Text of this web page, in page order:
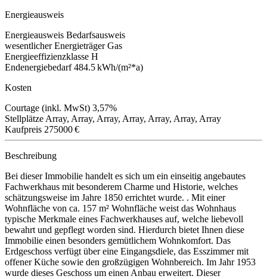
Energieausweis
Energieausweis Bedarfsausweis
wesentlicher Energieträger Gas
Energieeffizienzklasse H
Endenergiebedarf 484.5 kWh/(m²*a)
Kosten
Courtage (inkl. MwSt) 3,57%
Stellplätze Array, Array, Array, Array, Array, Array, Array
Kaufpreis 275000 €
Beschreibung
Bei dieser Immobilie handelt es sich um ein einseitig angebautes
Fachwerkhaus mit besonderem Charme und Historie, welches
schätzungsweise im Jahre 1850 errichtet wurde. . Mit einer
Wohnfläche von ca. 157 m² Wohnfläche weist das Wohnhaus
typische Merkmale eines Fachwerkhauses auf, welche liebevoll
bewahrt und gepflegt worden sind. Hierdurch bietet Ihnen diese
Immobilie einen besonders gemütlichem Wohnkomfort. Das
Erdgeschoss verfügt über eine Eingangsdiele, das Esszimmer mit
offener Küche sowie den großzügigen Wohnbereich. Im Jahr 1953
wurde dieses Geschoss um einen Anbau erweitert. Dieser